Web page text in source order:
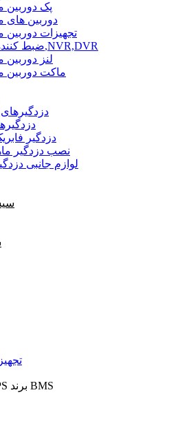
پک دوربین
دوربین های
تجهیزات دوربین
ضبط کننده تصاویر,NVR,DVR
لنز دوربین
ماکت دوربین
دزدگیر
نصب دزدگیر
لوازم جانبی
یو پی اس 30 آمپر UPS برند BMS